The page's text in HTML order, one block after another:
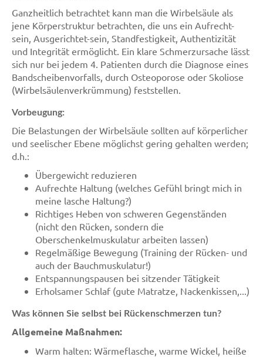
Ganzheitlich betrachtet kann man die Wirbelsäule als
jene Körperstruktur betrachten, die uns ein Aufrecht-
sein, Ausgerichtet-sein, Standfestigkeit, Authentizität
und Integrität ermöglicht. Ein klare Schmerzursache lässt
sich nur bei jedem 4. Patienten durch die Diagnose eines
Bandscheibenvorfalls, durch Osteoporose oder Skoliose
(Wirbelsäulenverkrümmung) feststellen.
Vorbeugung:
Die Belastungen der Wirbelsäule sollten auf körperlicher
und seelischer Ebene möglichst gering gehalten werden;
d.h.:
Übergewicht reduzieren
Aufrechte Haltung (welches Gefühl bringt mich in
meine lasche Haltung?)
Richtiges Heben von schweren Gegenständen
(nicht den Rücken, sondern die
Oberschenkelmuskulatur arbeiten lassen)
Regelmäßige Bewegung (Training der Rücken- und
auch der Bauchmuskulatur!)
Entspannungspausen bei sitzender Tätigkeit
Erholsamer Schlaf (gute Matratze, Nackenkissen,...)
Was können Sie selbst bei Rückenschmerzen tun?
Allgemeine Maßnahmen:
Warm halten: Wärmeflasche, warme Wickel, heiße